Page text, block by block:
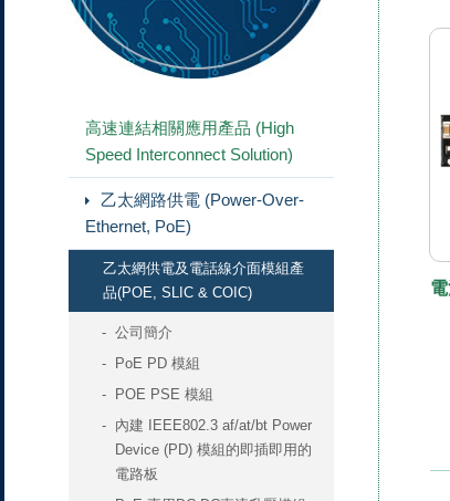
高速連結相關應用產品 (High
Speed Interconnect Solution)
乙太網路供電 (Power-Over-
Ethernet, PoE)
乙太網供電及電話線介面模組產
品(POE, SLIC & COIC)
公司簡介
PoE PD 模組
POE PSE 模組
內建 IEEE802.3 af/at/bt Power
Device (PD) 模組的即插即用的
電路板